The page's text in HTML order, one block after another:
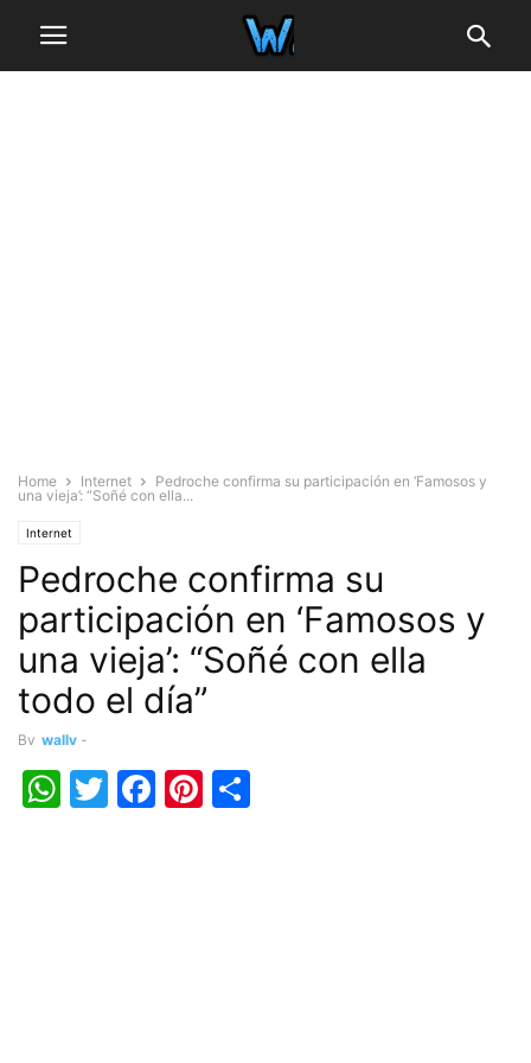
Home Internet
Pedroche confirma su participación en ‘Famosos y
una vieja’: “Soñé con ella...
Internet
Pedroche confirma su
participación en ‘Famosos y
una vieja’: “Soñé con ella
todo el día”
By wally -
WhatsApp
Twitter
Facebook
Pinterest